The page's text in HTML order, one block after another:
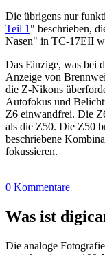
Die übrigens nur
Teil 1 " beschrieben,
Nasen" in TC-17EII
Das Einzige, was bei
Anzeige von
die Z-Nikons
Autofokus und
Z6 einwandfrei. Die
als die Z50. Die Z50
beschriebene
fokussieren.
0 Kommentare
Was ist
Die analoge